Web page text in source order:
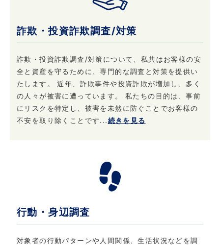
詐欺・投資詐欺調査/対策
詐欺・投資詐欺調査/対策について、私共はお客様の安
全と資産を守るために、専門的な調査と対策を提供い
たします。 近年、詐欺事件や投資詐欺が増加し、多く
の人々が被害に遭っています。 私たちの目的は、事前
にリスクを特定し、被害を未然に防ぐことでお客様の
不安を取り除くことです...続きを見る
行動・身辺調査
対象者の行動パターンや人間関係、生活状況などを調